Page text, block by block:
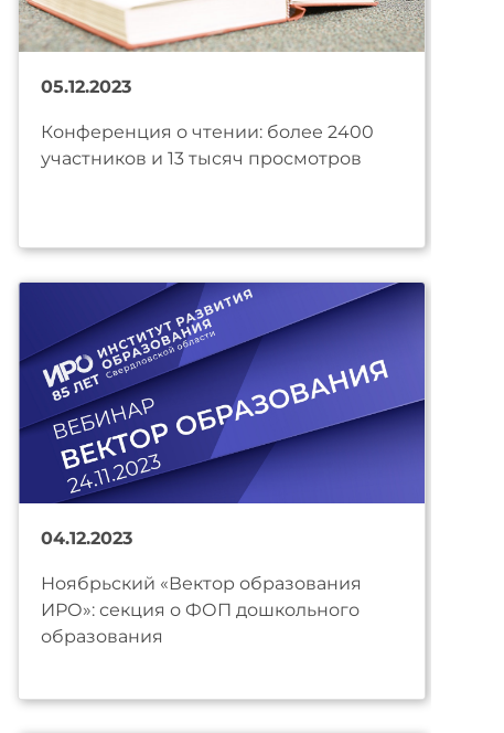
05.12.2023
Конференция о чтении: более 2400
участников и 13 тысяч просмотров
04.12.2023
Ноябрьский «Вектор образования
ИРО»: секция о ФОП дошкольного
образования